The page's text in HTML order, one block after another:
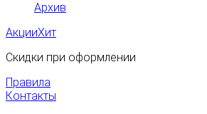
Архив
АкцииХит
Скидки при оформлении
Правила
Контакты